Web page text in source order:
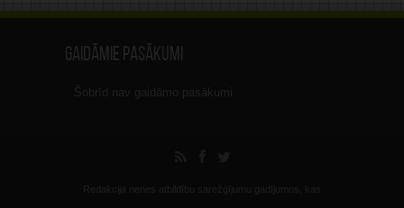
Gaidāmie pasākumi
Šobrīd nav gaidāmo pasākumi.